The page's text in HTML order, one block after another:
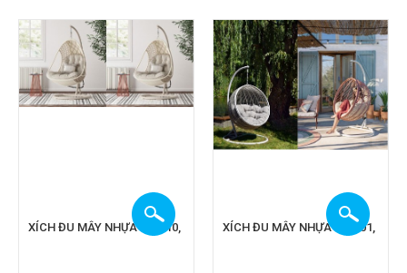
XÍCH ĐU MÂY NHỰA CA 910, XÍCH ĐU MÂY NHỰA CA 901,